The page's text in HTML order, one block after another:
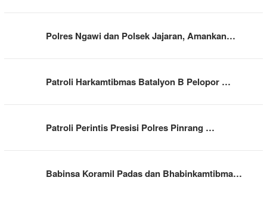
Polres Ngawi dan Polsek Jajaran, Amankan…
Patroli Harkamtibmas Batalyon B Pelopor …
Patroli Perintis Presisi Polres Pinrang …
Babinsa Koramil Padas dan Bhabinkamtibma…